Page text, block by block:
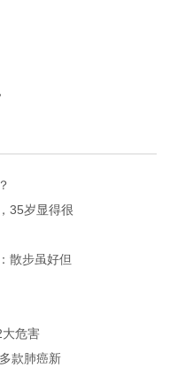
35岁显得很
散步虽好但
危害
款肺癌新